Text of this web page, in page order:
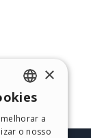
ENGLISH
ITALIAN
×
a
o nosso